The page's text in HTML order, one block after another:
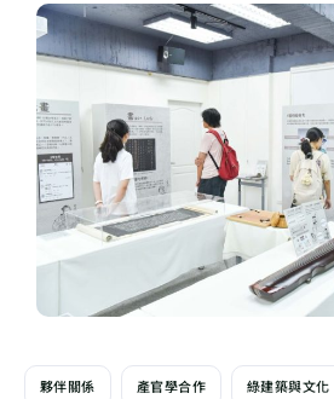
夥伴關係 產官學合作 綠建築與文化